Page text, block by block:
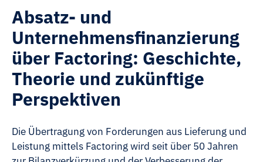
Absatz- und
Unternehmensfinanzierung
über Factoring: Geschichte,
Theorie und zukünftige
Perspektiven
Die Übertragung von Forderungen aus Lieferung und
Leistung mittels Factoring wird seit über 50 Jahren